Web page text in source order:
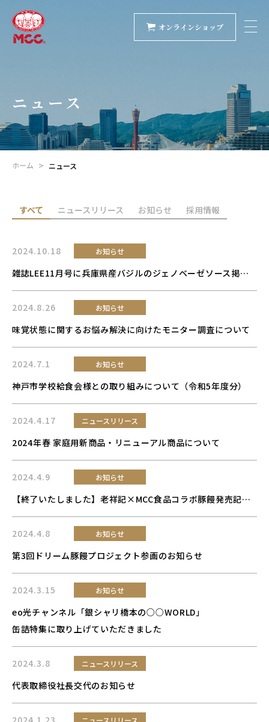
オンラインショップ
ニュース
ホーム ニュース
すべて ニュースリリース お知らせ 採用情報
2024.10.18 お知らせ
雑誌LEE11月号に兵庫県産バジルのジェノベーゼソース掲載いただきました
2024.8.26 お知らせ
味覚状態に関するお悩み解決に向けたモニター調査について
2024.7.1 お知らせ
神戸市学校給食会様との取り組みについて（令和5年度分）
2024.4.17 ニュースリリース
2024年春 家庭用新商品・リニューアル商品について
2024.4.9 お知らせ
【終了いたしました】老祥記×MCC食品コラボ豚饅発売記念Xキャンペーン応募について
2024.4.8 お知らせ
第3回ドリーム豚饅プロジェクト参画のお知らせ
2024.3.15 お知らせ
eo光チャンネル「銀シャリ橋本の○○WORLD」
缶詰特集に取り上げていただきました
2024.3.8 ニュースリリース
代表取締役社長交代のお知らせ
2024.1.23 ニュースリリース